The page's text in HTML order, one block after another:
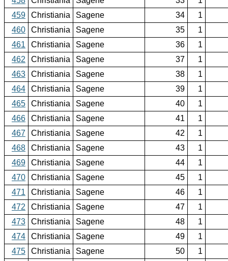
459
Christiania Sagene 34
1
460
Christiania Sagene 35
1
461
Christiania Sagene 36
1
462
Christiania Sagene 37
1
463
Christiania Sagene 38
1
464
Christiania Sagene 39
1
465
Christiania Sagene 40
1
466
Christiania Sagene 41
1
467
Christiania Sagene 42
1
468
Christiania Sagene 43
1
469
Christiania Sagene 44
1
470
Christiania Sagene 45
1
471
Christiania Sagene 46
1
472
Christiania Sagene 47
1
473
Christiania Sagene 48
1
474
Christiania Sagene 49
1
475
Christiania Sagene 50
1